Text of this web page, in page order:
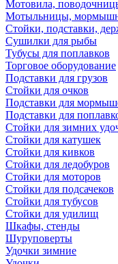
Мотовила,
Мотыльницы,
Стойки, подставки,
Сушилки для рыбы
Тубусы для поплавков
Торговое оборудование
Подставки для грузов
Стойки для очков
Подставки для
Подставки для
Стойки для зимних
Стойки для катушек
Стойки для кивков
Стойки для ледобуров
Стойки для моторов
Стойки для подсачеков
Стойки для тубусов
Стойки для удилищ
Шкафы, стенды
Шуруповерты
Удочки зимние